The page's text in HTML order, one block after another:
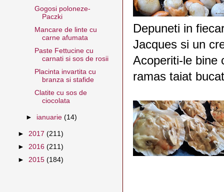
Depuneti in
Jacques si un
Acoperiti-le bine
ramas taiat
Gogosi poloneze-
Paczki
Mancare de linte cu
carne afumata
Paste Fettucine cu
carnati si sos de rosii
Placinta invartita cu
branza si stafide
Clatite cu sos de
ciocolata
► ianuarie(14)
► 2017 (211)
► 2016 (211)
► 2015 (184)